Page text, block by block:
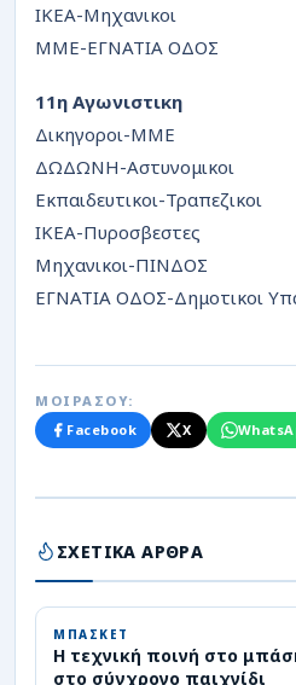
ΙΚΕΑ-Μηχανικοι
ΜΜΕ-ΕΓΝΑΤΙΑ ΟΔΟΣ
11η Αγωνιστικη
Δικηγοροι-ΜΜΕ
ΔΩΔΩΝΗ-Αστυνομικοι
Εκπαιδευτικοι-Τραπεζικοι
ΙΚΕΑ-Πυροσβεστες
Μηχανικοι-ΠΙΝΔΟΣ
ΕΓΝΑΤΙΑ ΟΔΟΣ-Δημοτικοι
ΜΟΙΡΑΣΟΥ:
Facebook
X
ΣΧΕΤΙΚΑ ΑΡΘΡΑ
ΜΠΑΣΚΕΤ
Η τεχνική ποινή στο
στο σύγχρονο παιχνίδι